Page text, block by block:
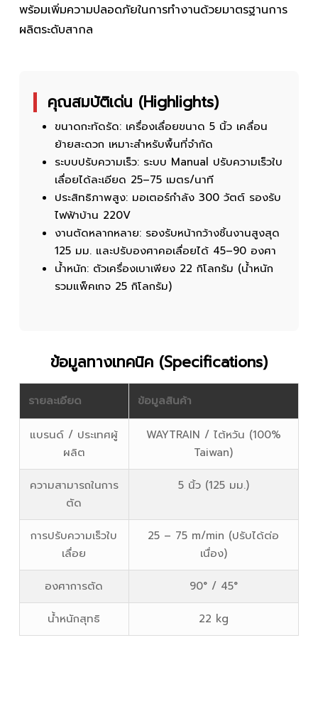
พร้อมเพิ่มความปลอดภัยในการทำงานด้วยมาตรฐานการ
ผลิตระดับสากล
คุณสมบัติเด่น (Highlights)
ขนาดกะทัดรัด:เครื่องเลื่อยขนาด 5 นิ้ว เคลื่อน
ย้ายสะดวก เหมาะสำหรับพื้นที่จำกัด
ระบบปรับความเร็ว:ระบบ Manual ปรับความเร็วใบ
เลื่อยได้ละเอียด 25–75 เมตร/นาที
ประสิทธิภาพสูง:มอเตอร์กำลัง 300 วัตต์ รองรับ
ไฟฟ้าบ้าน 220V
งานตัดหลากหลาย:รองรับหน้ากว้างชิ้นงานสูงสุด
125 มม. และปรับองศาคอเลื่อยได้ 45–90 องศา
น้ำหนัก:ตัวเครื่องเบาเพียง 22 กิโลกรัม (น้ำหนัก
รวมแพ็คเกจ 25 กิโลกรัม)
ข้อมูลทางเทคนิค (Specifications)
รายละเอียด ข้อมูลสินค้า
แบรนด์ / ประเทศผู้
ผลิต
WAYTRAIN / ไต้หวัน (100%
Taiwan)
ความสามารถในการ
ตัด
5 นิ้ว (125 มม.)
การปรับความเร็วใบ
เลื่อย
25 – 75 m/min (ปรับได้ต่อ
เนื่อง)
องศาการตัด 90° / 45°
น้ำหนักสุทธิ 22 kg